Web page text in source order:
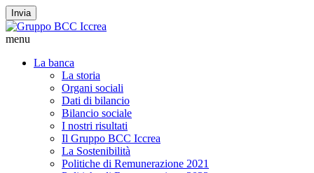
Invia
menu
La banca
La storia
Organi sociali
Dati di bilancio
Bilancio sociale
I nostri risultati
Il Gruppo BCC Iccrea
La Sostenibilità
Politiche di Remunerazione 2021